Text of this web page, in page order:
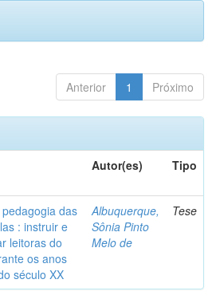
Anterior 1 Próximo
Autor(es) Tipo
das
: instruir e
leitoras do
os anos
século XX
Albuquerque,
Sônia Pinto
Melo de
Tese